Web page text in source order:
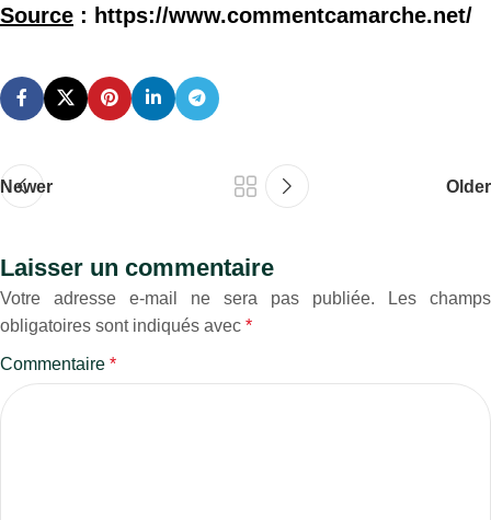
Source : https://www.commentcamarche.net/
Newer Older
Laisser un commentaire
Votre adresse e-mail ne sera pas publiée.
Les champs
obligatoires sont indiqués avec *
Commentaire *